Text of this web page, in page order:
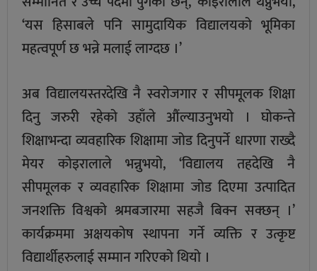
‘यस हिसाबले पनि सामुदायिक विद्यालयको भूमिका
महत्वपूर्ण छ भन्ने मलाई लाग्दछ ।’
अब विद्यालयस्तरदेखि नै स्वरोजगार र सीपमूलक शिक्षा
दिनु जरुरी रहेको उहाँले औंल्याउनुभयो । घोकन्ते
शिक्षाभन्दा व्यवहारिक शिक्षामा जोड दिनुपर्ने धारणा राख्दै
मेयर कोइरालाले भन्नुभयो, ‘विद्यालय तहदेखि नै
सीपमूलक र व्यवहारिक शिक्षामा जोड दिएमा उत्पादित
जनशक्ति विश्वको श्रमबजारमा सहजै बिक्न सक्छन् ।’
कार्यक्रममा अक्षयकोष स्थापना गर्ने व्यक्ति र उत्कृष्ट
विद्यार्थीहरुलाई सम्मान गरिएको थियो ।